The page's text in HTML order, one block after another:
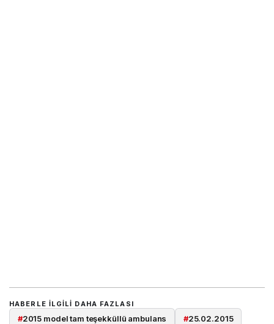
HABERLE ILGILI DAHA FAZLASI
#2015 model tam teşekküllü ambulans #25.02.2015